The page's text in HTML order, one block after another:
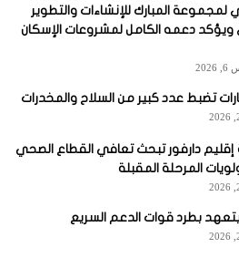
لمجموعة المبارك للإنشاءات والتطوير
ويؤكد دعمه الكامل لمشروعات الإسكان
تضبط عدد كبير من السلاح والمخدرات
دارفور تبحث تعافي القطاع الصحي
المرحلة المقبلة
يتعهد بطرد قوات الدعم السريع